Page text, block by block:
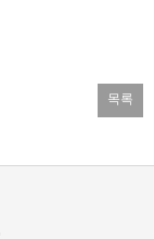
목록